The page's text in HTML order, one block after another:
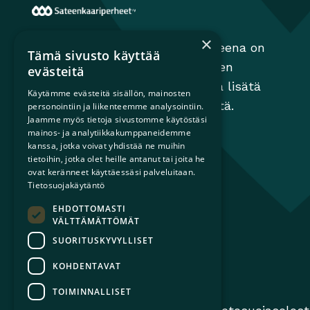
Sateenkaariperheet ry:n tavoitteena on
edistää perheiden moninaisuuden
huomioimista yhteiskunnassa ja lisätä
tietoisuutta sateenkaariperheistä.
×
Tämä sivusto käyttää
evästeitä
Käytämme evästeitä sisällön, mainosten
personointiin ja liikenteemme analysointiin.
Jaamme myös tietoja sivustomme käytöstäsi
mainos- ja analytiikkakumppaneidemme
kanssa, jotka voivat yhdistää ne muihin
tietoihin, jotka olet heille antanut tai joita he
ovat keränneet käyttäessäsi palveluitaan.
Tietosuojakäytäntö
EHDOTTOMASTI
VÄLTTÄMÄTTÖMÄT
SUORITUSKYVYLLISET
KOHDENTAVAT
TOIMINNALLISET